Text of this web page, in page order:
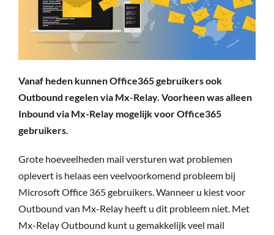
30-Dagen Gratis
31 (0)70 415 4839
Vanaf heden kunnen Office365 gebruikers ook
Outbound regelen via Mx-Relay. Voorheen was alleen
Inbound via Mx-Relay mogelijk voor Office365
gebruikers.
Grote hoeveelheden mail versturen wat problemen
oplevert is helaas een veelvoorkomend probleem bij
Microsoft Office 365 gebruikers. Wanneer u kiest voor
Outbound van Mx-Relay heeft u dit probleem niet. Met
Mx-Relay Outbound kunt u gemakkelijk veel mail